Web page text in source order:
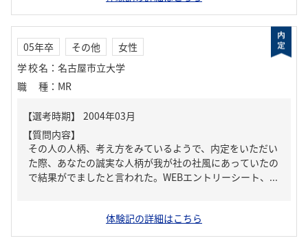
05年卒 その他
女性
学校名 ： 名古屋市立大学
職種 ： MR
【質問内容】
その人の人柄、考え方をみているようで、内定をいただい
た際、あなたの誠実な人柄が我が社の社風にあっていたの
で結果がでましたと言われた。WEBエントリーシート、...
体験記の詳細はこちら